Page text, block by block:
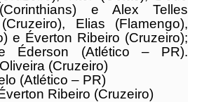
e Alex Telles
Elias (Flamengo),
e Éverton Ribeiro (Cruzeiro);
Éderson (Atlético – PR).
(Cruzeiro)
(Atlético – PR)
Ribeiro (Cruzeiro)